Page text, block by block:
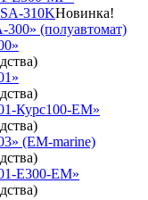
310KНовинка!
300» (полуавтомат)
Курс100-ЕМ»
(EM-marine)
Е300-ЕМ»